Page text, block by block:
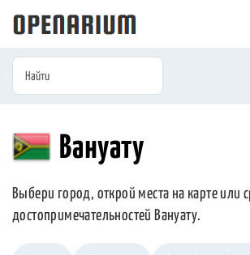
Вануату
Выбери город, открой места на карте или
достопримечательностей Вануату.